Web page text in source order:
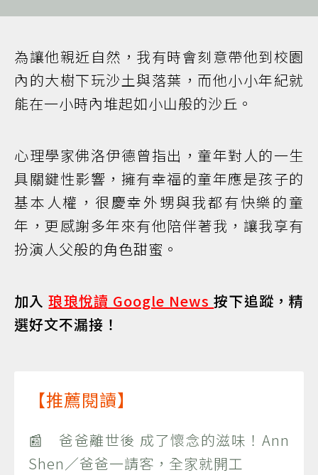
為讓他親近自然，我有時會刻意帶他到校園
內的大樹下玩沙土與落葉，而他小小年紀就
能在一小時內堆起如小山般的沙丘。
心理學家佛洛伊德曾指出，童年對人的一生
具關鍵性影響，擁有幸福的童年應是孩子的
基本人權，很慶幸外甥與我都有快樂的童
年，更感謝多年來有他陪伴著我，讓我享有
扮演人父般的角色甜蜜。
加入琅琅悅讀 Google News按下追蹤，精
選好文不漏接！
【推薦閱讀】
📰 爸爸離世後 成了懷念的滋味！Ann
Shen／爸爸一請客，全家就開工